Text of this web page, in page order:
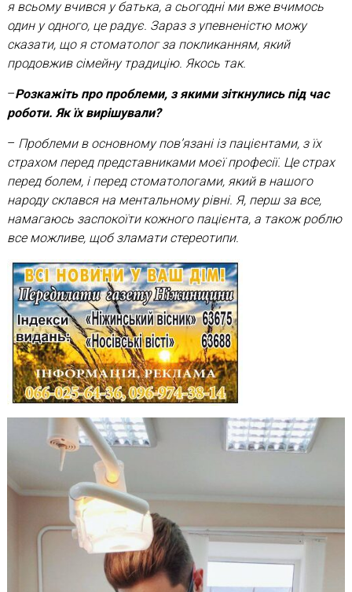
я всьому вчився у батька, а сьогодні ми вже вчимось
один у одного, це радує. Зараз з упевненістю можу
сказати, що я стоматолог за покликанням, який
продовжив сімейну традицію. Якось так.
–Розкажіть про проблеми, з якими зіткнулись під час
роботи. Як їх вирішували?
– Проблеми в основному пов’язані із пацієнтами, з їх
страхом перед представниками моєї професії. Це страх
перед болем, і перед стоматологами, який в нашого
народу склався на ментальному рівні. Я, перш за все,
намагаюсь заспокоїти кожного пацієнта, а також роблю
все можливе, щоб зламати стереотипи.